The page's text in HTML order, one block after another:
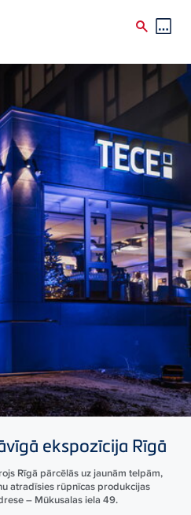
ekspozīcija Rīgā
Rīgā pārcēlās uz jaunām telpām,
atradīsies rūpnīcas produkcijas
– Mūkusalas iela 49.